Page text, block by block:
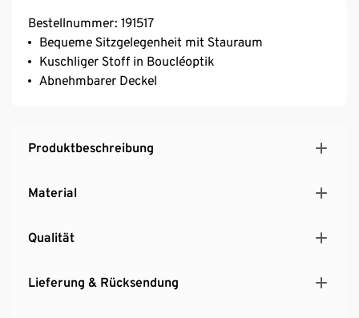
Bestellnummer: 191517
Bequeme Sitzgelegenheit mit Stauraum
Kuschliger Stoff in Boucléoptik
Abnehmbarer Deckel
Produktbeschreibung
Material
Qualität
Lieferung & Rücksendung